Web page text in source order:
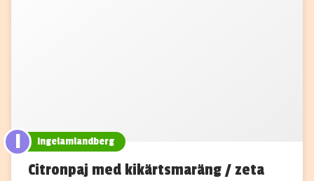
I ingelamlandberg
Citronpaj med kikärtsmaräng / zeta